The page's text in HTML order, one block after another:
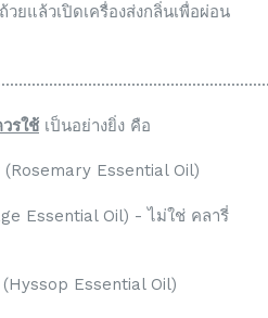
ยแล้วเปิดเครื่องส่งกลิ่นเพื่อผ่อน
รใช้ เป็นอย่างยิ่ง คือ
Essential Oil)
Essential Oil) - ไม่ใช่ คลารี่
Essential Oil)